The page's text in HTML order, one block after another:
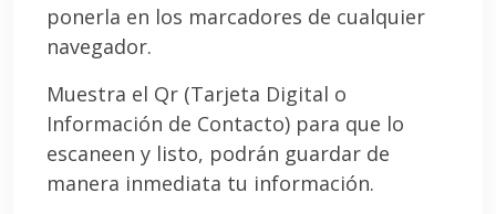
ponerla en los marcadores de cualquier
navegador.
Muestra el Qr (Tarjeta Digital o
Información de Contacto) para que lo
escaneen y listo, podrán guardar de
manera inmediata tu información.